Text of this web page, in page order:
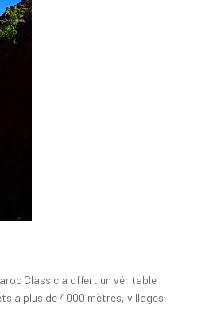
Classic a offert un véritable
à plus de 4000 mètres, villages